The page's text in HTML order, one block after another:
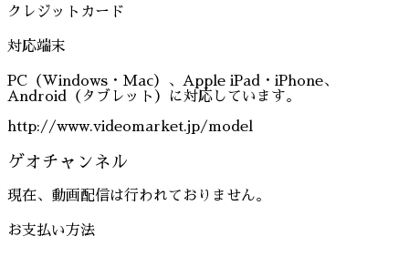
クレジットカード
対応端末
PC（Windows・Mac）、Apple iPad・iPhone、
Android（タブレット）に対応しています。
http://www.videomarket.jp/model
ゲオチャンネル
現在、動画配信は行われておりません。
お支払い方法